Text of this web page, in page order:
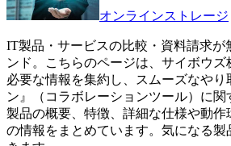
オンラインストレージ
IT製品・サービスの比較・資料請求が
ンド。こちらのページは、 サイボウズ
必要な情報を集約し、スムーズなやり
ン』（ コラボレーションツール）に関
製品の概要、特徴、詳細な仕様や動
の情報をまとめています。気になる